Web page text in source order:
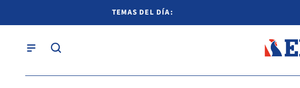
TEMAS DEL DÍA: